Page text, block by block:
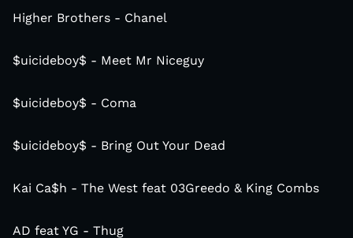
Higher Brothers - Chanel
$uicideboy$ - Meet Mr Niceguy
$uicideboy$ - Coma
$uicideboy$ - Bring Out Your Dead
Kai Ca$h - The West feat 03Greedo & King Combs
AD feat YG - Thug